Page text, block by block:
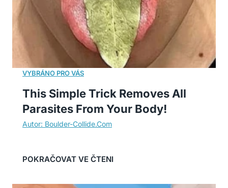
This Simple Trick Removes All
Parasites From Your Body!